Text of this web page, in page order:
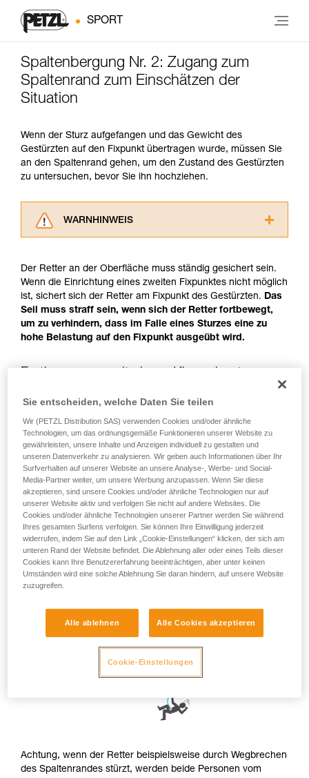
SPORT
Spaltenbergung Nr. 2: Zugang zum
Spaltenrand zum Einschätzen der
Situation
Wenn der Sturz aufgefangen und das Gewicht des
Gestürzten auf den Fixpunkt übertragen wurde, müssen Sie
an den Spaltenrand gehen, um den Zustand des Gestürzten
zu untersuchen, bevor Sie ihn hochziehen.
WARNHINWEIS
aufmerksam durch, bevor Sie diesen zu Rate
ziehen. Um diese Zusatzinformationen
verstehen zu können, müssen Sie zuerst die in
der Gebrauchsanweisung enthaltenen
Informationen richtig verstanden haben.
Die Beherrschung dieser Techniken setzt eine
Training voraus. Prüfen Sie zusammen mit
Vorgang alleine sicher zu wiederholen, bevor
Wir geben Beispiele für die mit Ihrer Aktivität
verbundenen Techniken. Möglicherweise gibt es
noch andere Techniken, die hier nicht
beschrieben werden.
Der Retter an der Oberfläche muss ständig gesichert sein.
Wenn die Einrichtung eines zweiten Fixpunktes nicht möglich
ist, sichert sich der Retter am Fixpunkt des Gestürzten. Das
Seil muss straff sein, wenn sich der Retter fortbewegt,
um zu verhindern, dass im Falle eines Sturzes eine zu
hohe Belastung auf den Fixpunkt ausgeübt wird.
Wenn das verbleibende, nicht belastete Seil zu kurz ist, kann
sich der Retter mit einem Klemmknoten am Seil, das den
Gestürzten hält, fortbewegen. Nach Rückkehr zum Fixpunkt
muss sich der Retter sofort wieder einbinden.
Achtung, wenn der Retter beispielsweise durch Wegbrechen
des Spaltenrandes stürzt, werden beide Personen vom
Sie entscheiden, welche Daten Sie teilen
Wir (PETZL Distribution SAS) verwenden Cookies und/oder ähnliche
Technologien, um das ordnungsgemäße Funktionieren unserer Website zu
gewährleisten, unsere Inhalte und Anzeigen individuell zu gestalten und
unseren Datenverkehr zu analysieren. Wir geben auch Informationen über Ihr
Surfverhalten auf unserer Website an unsere Analyse-, Werbe- und Social-
Media-Partner weiter, um unsere Werbung anzupassen. Wenn Sie diese
akzeptieren, sind unsere Cookies und/oder ähnliche Technologien nur auf
unserer Website aktiv und verfolgen Sie nicht auf andere Websites. Die
Cookies und/oder ähnliche Technologien unserer Partner werden Sie während
Ihres gesamten Surfens verfolgen. Sie können Ihre Einwilligung jederzeit
widerrufen, indem Sie auf den Link „Cookie-Einstellungen“ klicken, der sich am
unteren Rand der Website befindet. Die Ablehnung aller oder eines Teils dieser
Cookies kann Ihre Benutzererfahrung beeinträchtigen, aber unter keinen
Umständen wird eine solche Ablehnung Sie daran hindern, auf unsere Website
zuzugreifen.
Alle ablehnen Alle Cookies akzeptieren
Cookie-Einstellungen